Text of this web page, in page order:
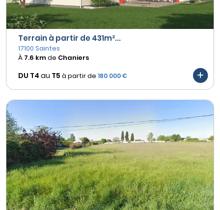
Terrain à partir de 431m²...
17100 Saintes
À 7.6 kmde Chaniers
DU T4 au T5 à partir de 180 000 €